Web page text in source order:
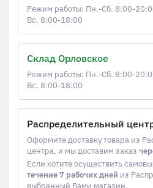
Режим работы: Пн.-Сб. 8:00-
Вс. 8:00-18:00
Склад Орловское
Режим работы: Пн.-Сб. 8:00-
Вс. 8:00-18:00
Распределительный
Оформите доставку товара из
центра, и мы доставим заказ
Если хотите осуществить
течение 7 рабочих дней из
выбранный Вами магазин.